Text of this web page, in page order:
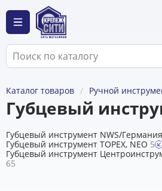
Каталог товаров Ручной
Губцевый
Губцевый инструмент NWS/
Губцевый инструмент TOPEX, NEO 5
Губцевый инструмент
65